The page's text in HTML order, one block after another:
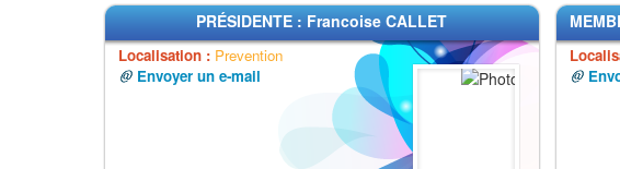
PRÉSIDENTE : Francoise CALLET
Localisation : Prevention
Envoyer un e-mail